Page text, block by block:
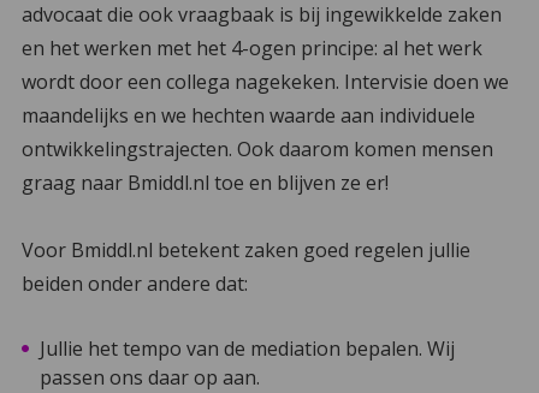
advocaat die ook vraagbaak is bij ingewikkelde zaken
en het werken met het 4-ogen principe: al het werk
wordt door een collega nagekeken. Intervisie doen we
maandelijks en we hechten waarde aan individuele
ontwikkelingstrajecten. Ook daarom komen mensen
graag naar Bmiddl.nl toe en blijven ze er!
Voor Bmiddl.nl betekent zaken goed regelen jullie
beiden onder andere dat:
Jullie het tempo van de mediation bepalen. Wij
passen ons daar op aan.